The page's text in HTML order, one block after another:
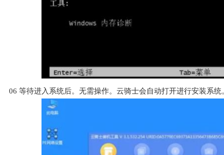
06 等待进入系统后。无需操作。云骑士会自动打开进行安装系